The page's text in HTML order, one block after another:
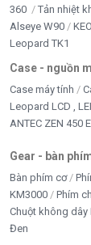
360
Tản nhiệt
Alseye W90
Leopard TK1
Case - nguồn
Case máy tính
Leopard LCD ,
ANTEC ZEN 450
Gear - bàn
Bàn phím cơ
KM3000
Phím
Chuột không dây
Đen